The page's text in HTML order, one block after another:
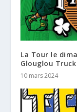
La Tour le
Glouglou
10 mars 2024